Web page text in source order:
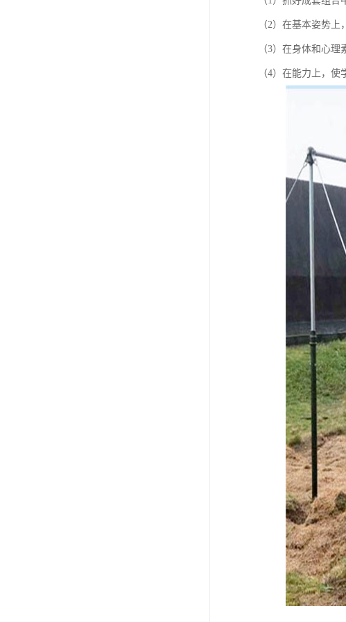
（2）在基本姿势
（3）在身体和心
（4）在能力上，